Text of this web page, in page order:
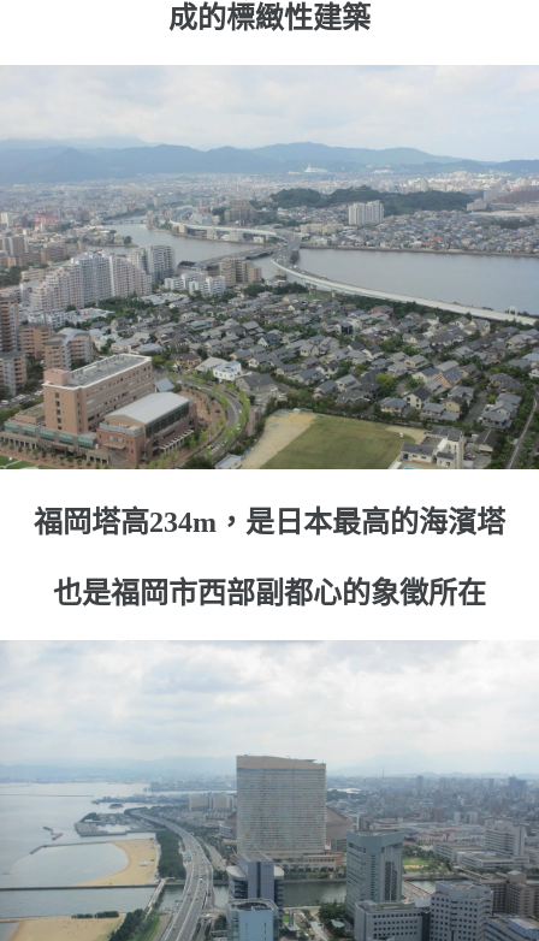
成的標緻性建築
福岡塔高234m，是日本最高的海濱塔
也是福岡市西部副都心的象徵所在